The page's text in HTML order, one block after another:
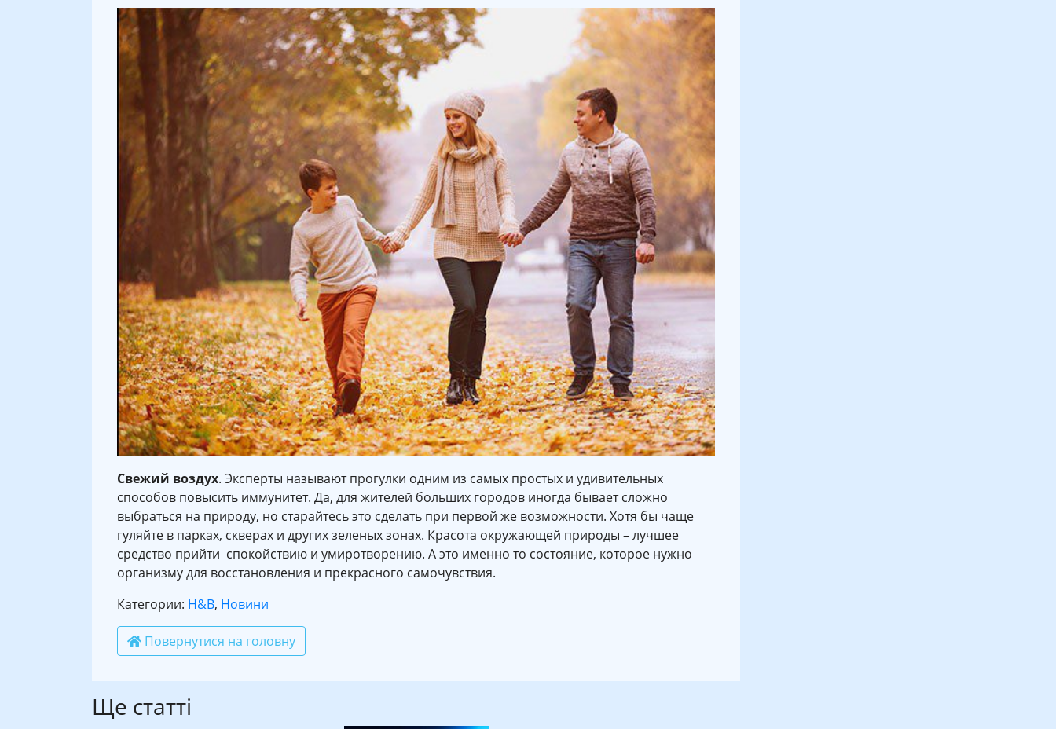
Свежий воздух. Эксперты называют прогулки одним из самых простых и удивительных
способов повысить иммунитет. Да, для жителей больших городов иногда бывает сложно
выбраться на природу, но старайтесь это сделать при первой же возможности. Хотя бы чаще
гуляйте в парках, скверах и других зеленых зонах. Красота окружающей природы – лучшее
средство прийти спокойствию и умиротворению. А это именно то состояние, которое нужно
организму для восстановления и прекрасного самочувствия.
Категории: H&B, Новини
Повернутися на головну
Ще статті